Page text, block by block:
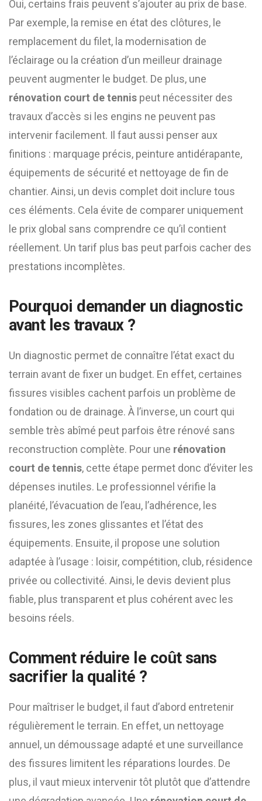
Oui, certains frais peuvent s’ajouter au prix de base.
Par exemple, la remise en état des clôtures, le
remplacement du filet, la modernisation de
l’éclairage ou la création d’un meilleur drainage
peuvent augmenter le budget. De plus, une
rénovation court de tennis peut nécessiter des
travaux d’accès si les engins ne peuvent pas
intervenir facilement. Il faut aussi penser aux
finitions : marquage précis, peinture antidérapante,
équipements de sécurité et nettoyage de fin de
chantier. Ainsi, un devis complet doit inclure tous
ces éléments. Cela évite de comparer uniquement
le prix global sans comprendre ce qu’il contient
réellement. Un tarif plus bas peut parfois cacher des
prestations incomplètes.
Pourquoi demander un diagnostic
avant les travaux ?
Un diagnostic permet de connaître l’état exact du
terrain avant de fixer un budget. En effet, certaines
fissures visibles cachent parfois un problème de
fondation ou de drainage. À l’inverse, un court qui
semble très abîmé peut parfois être rénové sans
reconstruction complète. Pour une rénovation
court de tennis, cette étape permet donc d’éviter les
dépenses inutiles. Le professionnel vérifie la
planéité, l’évacuation de l’eau, l’adhérence, les
fissures, les zones glissantes et l’état des
équipements. Ensuite, il propose une solution
adaptée à l’usage : loisir, compétition, club, résidence
privée ou collectivité. Ainsi, le devis devient plus
fiable, plus transparent et plus cohérent avec les
besoins réels.
Comment réduire le coût sans
sacrifier la qualité ?
Pour maîtriser le budget, il faut d’abord entretenir
régulièrement le terrain. En effet, un nettoyage
annuel, un démoussage adapté et une surveillance
des fissures limitent les réparations lourdes. De
plus, il vaut mieux intervenir tôt plutôt que d’attendre